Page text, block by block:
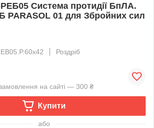
Система протидії БпЛА.
PARASOL 01 для Збройних сил
Роздріб
на сайті — 300 ₴
Купити
або